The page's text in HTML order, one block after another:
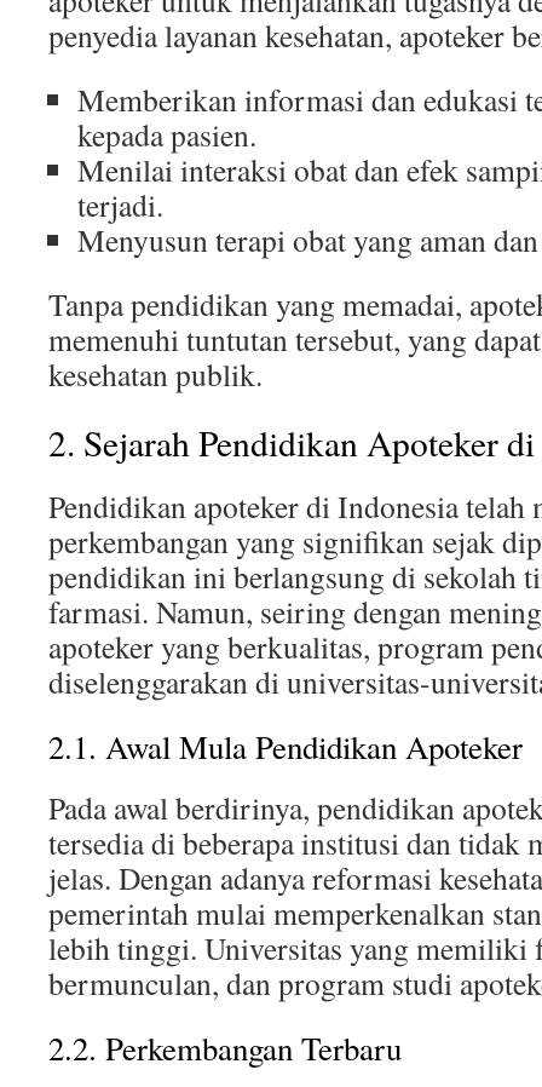
penyedia layanan kesehatan, apoteker
Memberikan informasi dan edukasi
kepada pasien.
Menilai interaksi obat dan efek
terjadi.
Menyusun terapi obat yang aman
Tanpa pendidikan yang memadai,
memenuhi tuntutan tersebut, yang
kesehatan publik.
2. Sejarah Pendidikan Apoteker
Pendidikan apoteker di Indonesia telah
perkembangan yang signifikan sejak
pendidikan ini berlangsung di sekolah
farmasi. Namun, seiring dengan
apoteker yang berkualitas, program
diselenggarakan di universitas-
2.1. Awal Mula Pendidikan Apoteker
Pada awal berdirinya, pendidikan
tersedia di beberapa institusi dan tidak
jelas. Dengan adanya reformasi
pemerintah mulai memperkenalkan
lebih tinggi. Universitas yang memiliki
bermunculan, dan program studi
2.2. Perkembangan Terbaru